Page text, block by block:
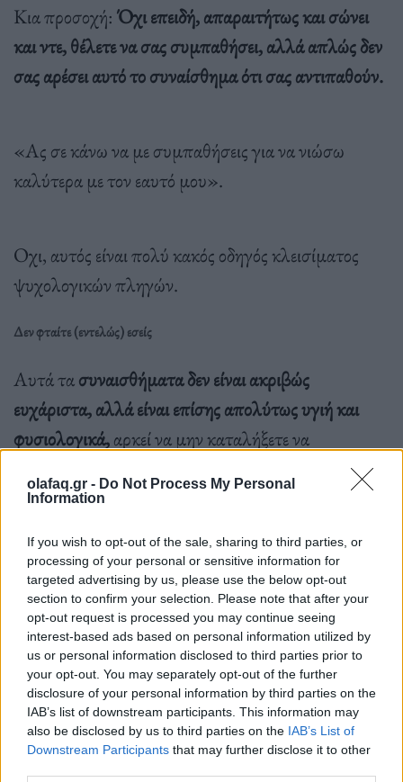
olafaq.gr - Do Not Process My Personal
Information
If you wish to opt-out of the sale, sharing to third parties, or
processing of your personal or sensitive information for
targeted advertising by us, please use the below opt-out
section to confirm your selection. Please note that after your
opt-out request is processed you may continue seeing
interest-based ads based on personal information utilized by
us or personal information disclosed to third parties prior to
your opt-out. You may separately opt-out of the further
disclosure of your personal information by third parties on the
IAB’s list of downstream participants. This information may
also be disclosed by us to third parties on the IAB’s List of
Downstream Participants that may further disclose it to other
Κια προσοχή: Όχι επειδή, απαραιτήτως και σώνει
και ντε, θέλετε να σας συμπαθήσει, αλλά απλώς δεν
σας αρέσει αυτό το συναίσθημα ότι σας αντιπαθούν.
«Ας σε κάνω να με συμπαθήσεις για να νιώσω
καλύτερα με τον εαυτό μου».
Οχι, αυτός είναι πολύ κακός οδηγός κλεισίματος
ψυχολογικών πληγών.
Δεν φταίτε (εντελώς) εσείς
Αυτά τασυναισθήματα δεν είναι ακριβώς
ευχάριστα, αλλά είναι επίσης απολύτως υγιή και
φυσιολογικά,αρκεί να μην καταλήξετε να
με αυτά, εμποδίζοντας τον
εαυτό σας να προχωρήσει μπροστά.
Είναι εύκολο να αρχίσετε να αμφισβητείτε την αξία
του εαυτού σας όταν κάποιοςξεκαθαρίζει ότι δεν σας
συμπαθεί.
Όλοι μας όμως ενεργούμε με βάση τις δικές μας
ανασφάλειες και τις μοναδικές μας εμπειρίες, και ως
το να μας αντιπαθούν είναι ένα